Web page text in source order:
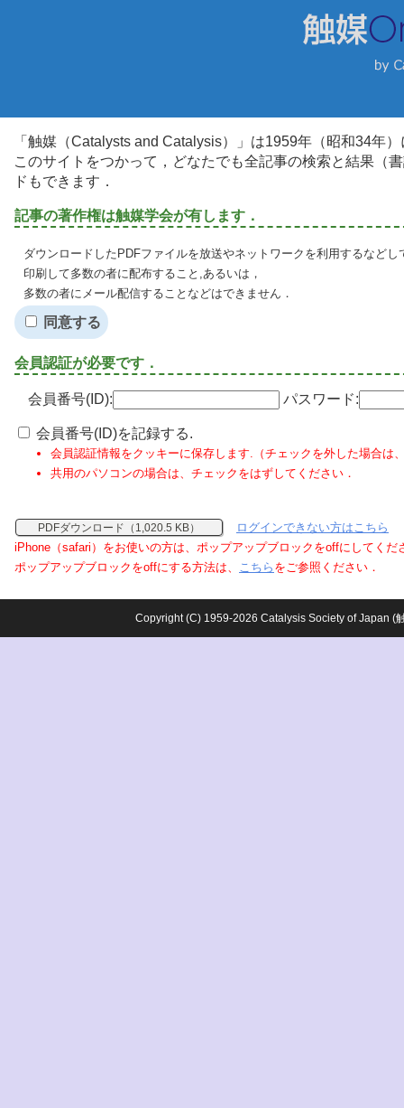
「触媒（Catalysts and Catalysis）」は1959年（昭和34年
このサイトをつかって，どなたでも全記事の検索と結果（
ドもできます．
記事の著作権は触媒学会が有します．
ダウンロードしたPDFファイルを放送やネットワークを利用するなど
印刷して多数の者に配布すること,あるいは，
多数の者にメール配信することなどはできません．
同意する
会員認証が必要です．
会員番号(ID): パスワード:
会員番号(ID)を記録する.
会員認証情報をクッキーに保存します.（チェックを外した場合は
共用のパソコンの場合は、チェックをはずしてください．
PDFダウンロード（1,020.5 KB）
ログインできない方はこちら
iPhone（safari）をお使いの方は、ポップアップブロックをoffにしてくだ
ポップアップブロックをoffにする方法は、 こちら をご参照ください．
Copyright (C) 1959-2026 Catalysis Society of Japan (